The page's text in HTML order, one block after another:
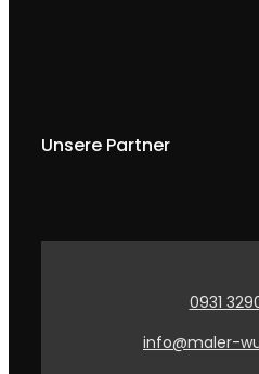
Unsere Partner
0931
info@maler-